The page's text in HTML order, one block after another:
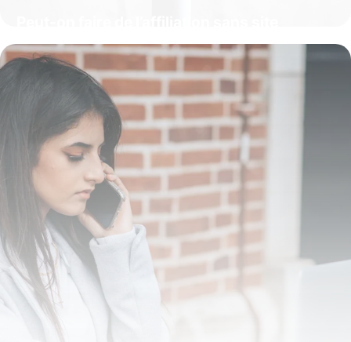
internet ?
16 juillet 2026